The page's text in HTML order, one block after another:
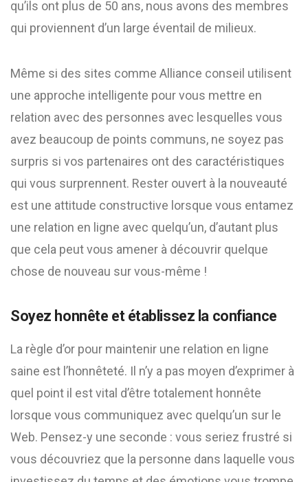
qu’ils ont plus de 50 ans, nous avons des membres
qui proviennent d’un large éventail de milieux.
Même si des sites comme Alliance conseil utilisent
une approche intelligente pour vous mettre en
relation avec des personnes avec lesquelles vous
avez beaucoup de points communs, ne soyez pas
surpris si vos partenaires ont des caractéristiques
qui vous surprennent. Rester ouvert à la nouveauté
est une attitude constructive lorsque vous entamez
une relation en ligne avec quelqu’un, d’autant plus
que cela peut vous amener à découvrir quelque
chose de nouveau sur vous-même !
Soyez honnête et établissez la confiance
La règle d’or pour maintenir une relation en ligne
saine est l’honnêteté. Il n’y a pas moyen d’exprimer à
quel point il est vital d’être totalement honnête
lorsque vous communiquez avec quelqu’un sur le
Web. Pensez-y une seconde : vous seriez frustré si
vous découvriez que la personne dans laquelle vous